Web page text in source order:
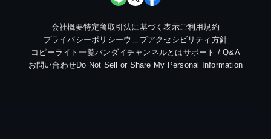
会社概要特定商取引法に基づく表示ご利用規約
プライバシーポリシーウェブアクセシビリティ方針
コピーライト一覧バンダイチャンネルとはサポート / Q&A
お問い合わせDo Not Sell or Share My Personal Information